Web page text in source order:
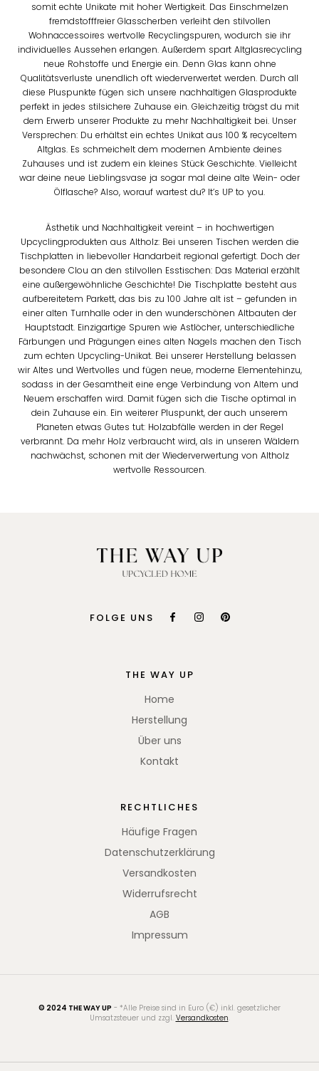
somit echte Unikate mit hoher Wertigkeit. Das Einschmelzen
fremdstofffreier Glasscherben verleiht den stilvollen
Wohnaccessoires wertvolle Recyclingspuren, wodurch sie ihr
individuelles Aussehen erlangen. Außerdem spart Altglasrecycling
neue Rohstoffe und Energie ein. Denn Glas kann ohne
Qualitätsverluste unendlich oft wiederverwertet werden. Durch all
diese Pluspunkte fügen sich unsere nachhaltigen Glasprodukte
perfekt in jedes stilsichere Zuhause ein. Gleichzeitig trägst du mit
dem Erwerb unserer Produkte zu mehr Nachhaltigkeit bei. Unser
Versprechen: Du erhältst ein echtes Unikat aus 100 % recyceltem
Altglas. Es schmeichelt dem modernen Ambiente deines
Zuhauses und ist zudem ein kleines Stück Geschichte. Vielleicht
war deine neue Lieblingsvase ja sogar mal deine alte Wein- oder
Ölflasche? Also, worauf wartest du? It’s UP to you.
Ästhetik und Nachhaltigkeit vereint – in hochwertigen
Upcyclingprodukten aus Altholz: Bei unseren Tischen werden die
Tischplatten in liebevoller Handarbeit regional gefertigt. Doch der
besondere Clou an den stilvollen Esstischen: Das Material erzählt
eine außergewöhnliche Geschichte! Die Tischplatte besteht aus
aufbereitetem Parkett, das bis zu 100 Jahre alt ist – gefunden in
einer alten Turnhalle oder in den wunderschönen Altbauten der
Hauptstadt. Einzigartige Spuren wie Astlöcher, unterschiedliche
Färbungen und Prägungen eines alten Nagels machen den Tisch
zum echten Upcycling-Unikat. Bei unserer Herstellung belassen
wir Altes und Wertvolles und fügen neue, moderne Elementehinzu,
sodass in der Gesamtheit eine enge Verbindung von Altem und
Neuem erschaffen wird. Damit fügen sich die Tische optimal in
dein Zuhause ein. Ein weiterer Pluspunkt, der auch unserem
Planeten etwas Gutes tut: Holzabfälle werden in der Regel
verbrannt. Da mehr Holz verbraucht wird, als in unseren Wäldern
nachwächst, schonen mit der Wiederverwertung von Altholz
wertvolle Ressourcen.
FOLGE UNS
THE WAY UP
Home
Herstellung
Über uns
Kontakt
RECHTLICHES
Häufige Fragen
Datenschutzerklärung
Versandkosten
Widerrufsrecht
AGB
Impressum
© 2024 THE WAY UP - *Alle Preise sind in Euro (€) inkl. gesetzlicher
Umsatzsteuer und zzgl. Versandkosten.